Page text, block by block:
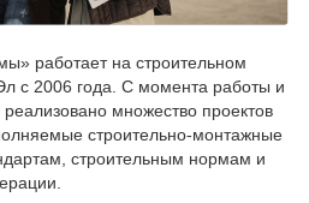
работает на строительном
с 2006 года. С момента работы и
множество проектов
строительно-монтажные
строительным нормам и